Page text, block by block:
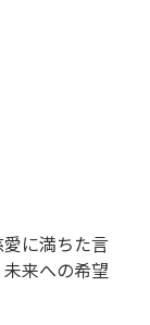
愛に満ちた言
来への希望